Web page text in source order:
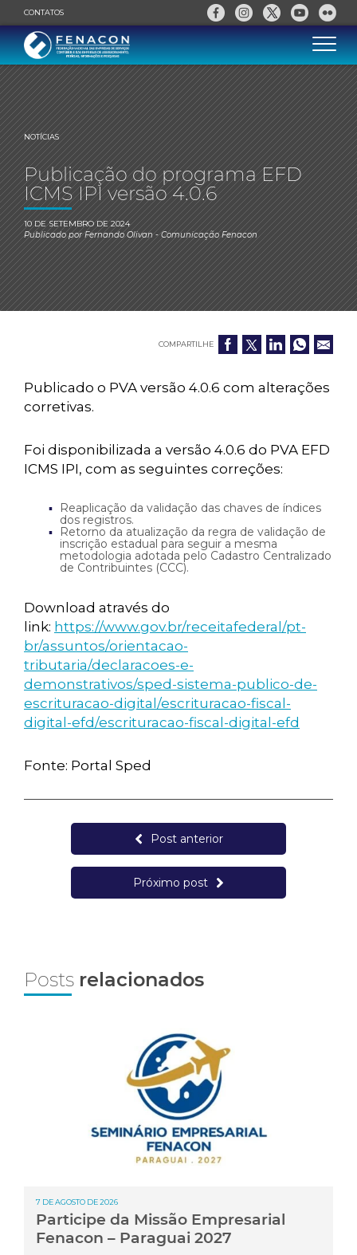
CONTATOS
NOTÍCIAS
Publicação do programa EFD
ICMS IPI versão 4.0.6
10 DE SETEMBRO DE 2024
Publicado porFernando Olivan- Comunicação Fenacon
COMPARTILHE
Publicado o PVA versão 4.0.6 com alterações
corretivas.
Foi disponibilizada a versão 4.0.6 do PVA EFD
ICMS IPI, com as seguintes correções:
Reaplicação da validação das chaves de índices
dos registros.
Retorno da atualização da regra de validação de
inscrição estadual para seguir a mesma
metodologia adotada pelo Cadastro Centralizado
de Contribuintes (CCC).
Download através do
link: https://www.gov.br/receitafederal/pt-
br/assuntos/orientacao-
tributaria/declaracoes-e-
demonstrativos/sped-sistema-publico-de-
escrituracao-digital/escrituracao-fiscal-
digital-efd/escrituracao-fiscal-digital-efd
Fonte: Portal Sped
Post anterior
Próximo post
Posts relacionados
7 DE AGOSTO DE 2026
Participe da Missão Empresarial
Fenacon – Paraguai 2027